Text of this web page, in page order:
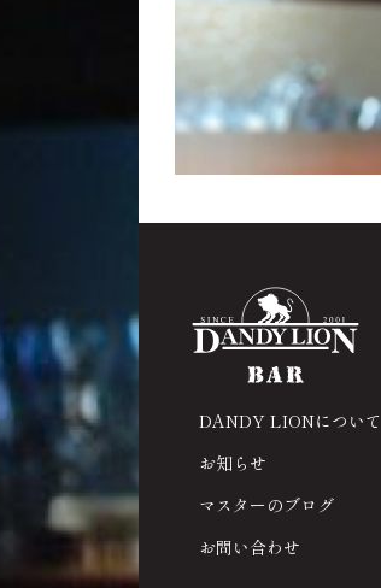
DANDY LIONについて
お知らせ
マスターのブログ
お問い合わせ